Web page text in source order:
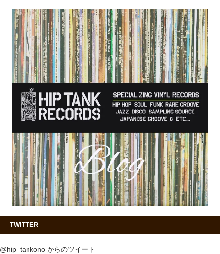
TWITTER
@hip_tankono からのツイート